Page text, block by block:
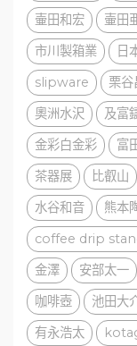
壷田和宏
壷田
市川製箱業
日
slipware
栗谷
奧洲水沢
及富
金彩白金彩
富
茶器展
比叡山
水谷和音
熊本
coffee drip
金澤
安部太一
咖啡壺
池田大
有永浩太